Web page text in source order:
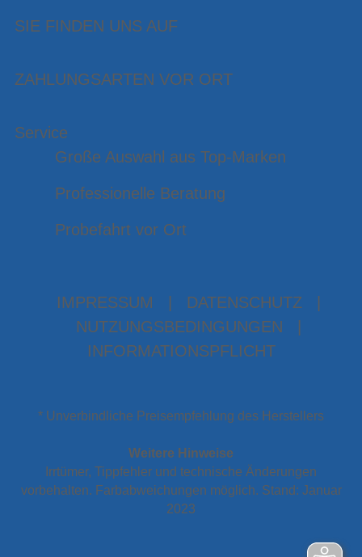
SIE FINDEN UNS AUF
ZAHLUNGSARTEN VOR ORT
Service
Große Auswahl aus Top-Marken
Professionelle Beratung
Probefahrt vor Ort
IMPRESSUM DATENSCHUTZ
NUTZUNGSBEDINGUNGEN
INFORMATIONSPFLICHT
* Unverbindliche Preisempfehlung des Herstellers
Weitere Hinweise
Irrtümer, Tippfehler und technische Änderungen
vorbehalten. Farbabweichungen möglich. Stand: Januar
2023